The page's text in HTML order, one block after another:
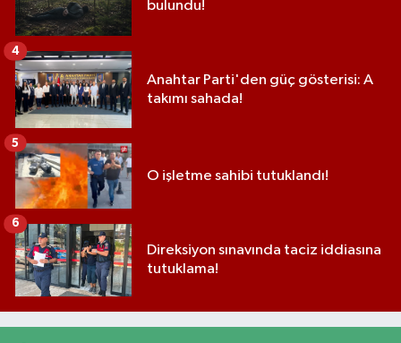
bulundu!
Anahtar Parti'den güç gösterisi: A
takımı sahada!
4
O işletme sahibi tutuklandı!
5
Direksiyon sınavında taciz iddiasına
tutuklama!
6